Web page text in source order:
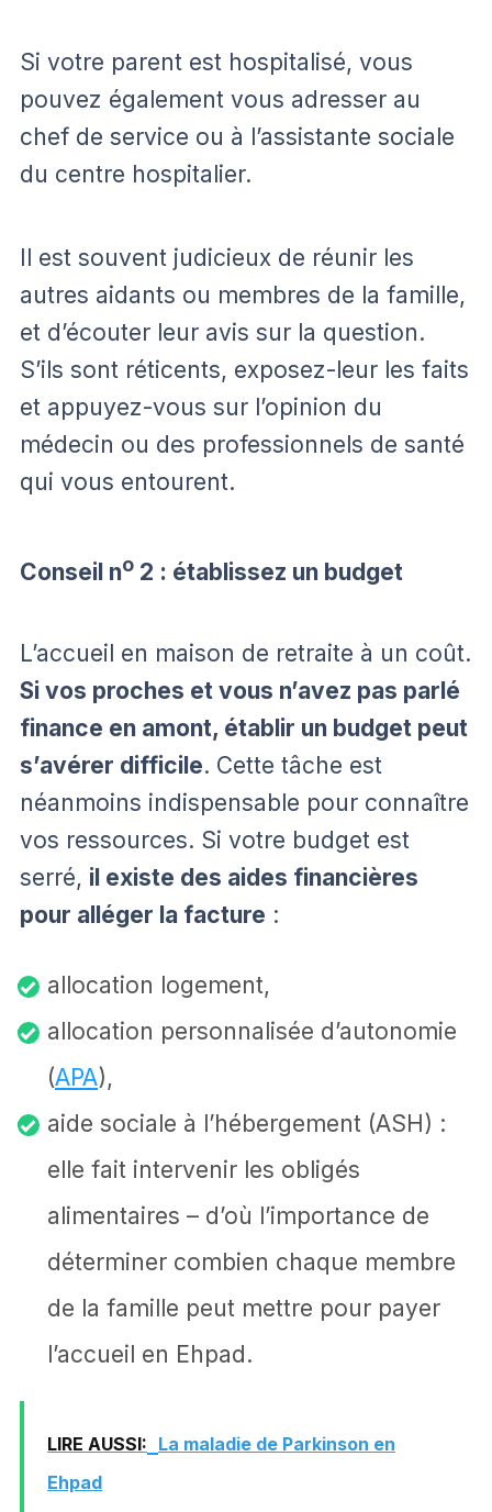
Si votre parent est hospitalisé, vous
pouvez également vous adresser au
chef de service ou à l’assistante sociale
du centre hospitalier.
Il est souvent judicieux de réunir les
autres aidants ou membres de la famille,
et d’écouter leur avis sur la question.
S’ils sont réticents, exposez-leur les faits
et appuyez-vous sur l’opinion du
médecin ou des professionnels de santé
qui vous entourent.
Conseil no 2 : établissez un budget
L’accueil en maison de retraite à un coût.
Si vos proches et vous n’avez pas parlé
finance en amont, établir un budget peut
s’avérer difficile. Cette tâche est
néanmoins indispensable pour connaître
vos ressources. Si votre budget est
serré, il existe des aides financières
pour alléger la facture :
allocation logement,
allocation personnalisée d’autonomie
(APA),
aide sociale à l’hébergement (ASH) :
elle fait intervenir les obligés
alimentaires – d’où l’importance de
déterminer combien chaque membre
de la famille peut mettre pour payer
l’accueil en Ehpad.
LIRE AUSSI: La maladie de Parkinson en
Ehpad